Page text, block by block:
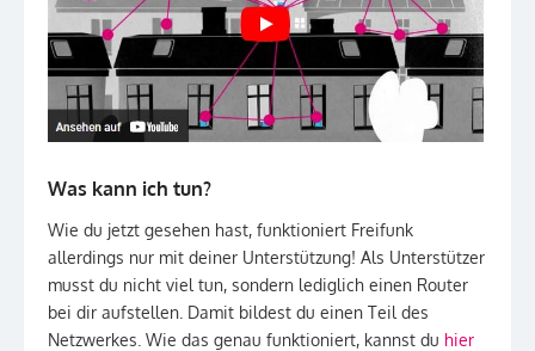
Was kann ich tun?
Wie du jetzt gesehen hast, funktioniert Freifunk
allerdings nur mit deiner Unterstützung! Als Unterstützer
musst du nicht viel tun, sondern lediglich einen Router
bei dir aufstellen. Damit bildest du einen Teil des
Netzwerkes. Wie das genau funktioniert, kannst du hier